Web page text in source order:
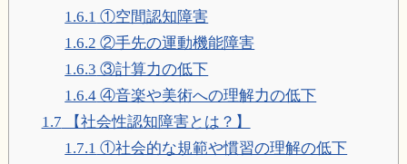
1.6.1 ①空間認知障害
1.6.2 ②手先の運動機能障害
1.6.3 ③計算力の低下
1.6.4 ④音楽や美術への理解力の低下
1.7 【社会性認知障害とは？】
1.7.1 ①社会的な規範や慣習の理解の低下